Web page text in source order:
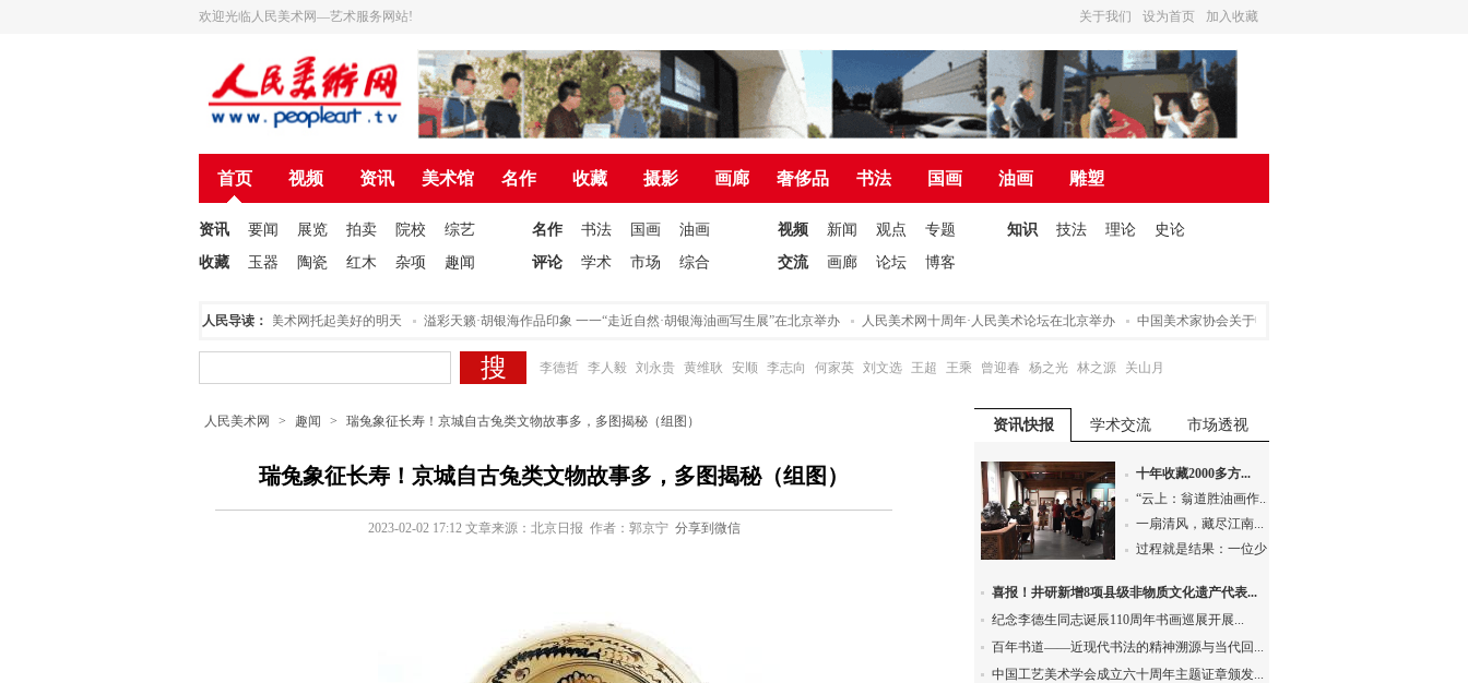
欢迎光临人民美术网—艺术服务网站! 加入收藏
设为首页
关于我们
首页 视频 资讯 美术馆 名作 收藏 摄影 画廊 奢侈品 书法 国画 油画 雕塑
资讯 要闻 展览 拍卖 院校
综艺
收藏
玉器 陶瓷 红木 杂项 趣闻
名作 书法 国画
油画
评论
学术 市场 综合
视频 新闻 观点
专题
交流
画廊 论坛 博客
知识 技法 理论 史论
人民导读：
为人民美术网托起美好的明天 溢彩天籁·胡银海作品印象 一一“走近自然·胡银海油画写生展”在北京举办 人民美术网十周年·人民美术论坛在北京举办 中国美术家协会关于申请入会途径的声明
李德哲 李人毅 刘永贵 黄维耿 安顺 李志向 何家英 刘文选 王超 王乘 曾迎春 杨之光 林之源 关山月
人民美术网 > 趣闻 > 瑞兔象征长寿！京城自古兔类文物故事多，多图揭秘（组图）
瑞兔象征长寿！京城自古兔类文物故事多，多图揭秘（组图）
2023-02-02 17:12 文章来源：北京日报 作者：郭京宁 分享到微信
资讯快报 学术交流 市场透视
十年收藏2000多方...
“云上：翁道胜油画作...
一扇清风，藏尽江南...
过程就是结果：一位少...
喜报！井研新增8项县级非物质文化遗产代表...
纪念李德生同志诞辰110周年书画巡展开展...
百年书道——近现代书法的精神溯源与当代回...
中国工艺美术学会成立六十周年主题证章颁发...